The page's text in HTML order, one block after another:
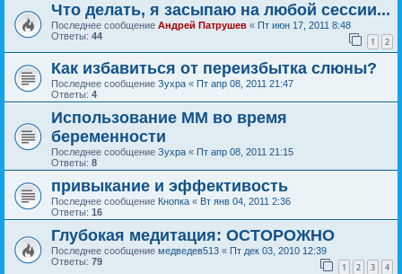
Что делать, я засыпаю на любой сессии...
Последнее сообщение Андрей Патрушев « Пт июн 17, 2011 8:48
Ответы: 44 1 2
Как избавиться от переизбытка слюны?
Последнее сообщение Зухра « Пт апр 08, 2011 21:47
Ответы: 4
Использование ММ во время
беременности
Последнее сообщение Зухра « Пт апр 08, 2011 21:15
Ответы: 8
привыкание и эффективость
Последнее сообщение Кнопка « Вт янв 04, 2011 2:36
Ответы: 16
Глубокая медитация: ОСТОРОЖНО
Последнее сообщение медведев513 « Пт дек 03, 2010 12:39
Ответы: 79 1 2 3 4